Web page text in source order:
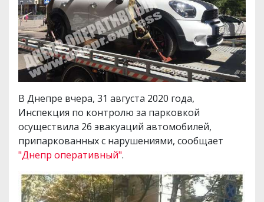
В Днепре вчера, 31 августа 2020 года,
Инспекция по контролю за парковкой
осуществила 26 эвакуаций автомобилей,
припаркованных с нарушениями, сообщает
"Днепр оперативный".